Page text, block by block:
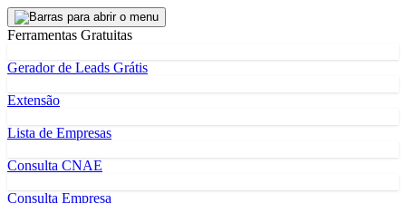
Ferramentas Gratuitas
Gerador de Leads Grátis
Extensão
Lista de Empresas
Consulta CNAE
Consulta Empresa